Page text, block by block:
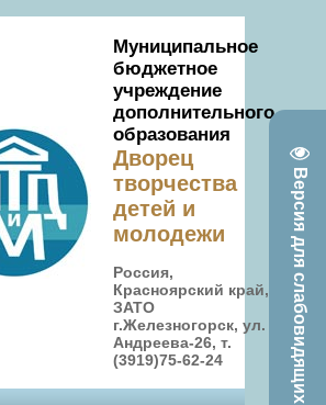
Версия для слабовидящих
Муниципальное
бюджетное
учреждение
дополнительного
образования
Дворец
творчества
детей и
молодежи
Россия,
Красноярский край,
ЗАТО
г.Железногорск, ул.
Андреева-26, т.
(3919)75-62-24